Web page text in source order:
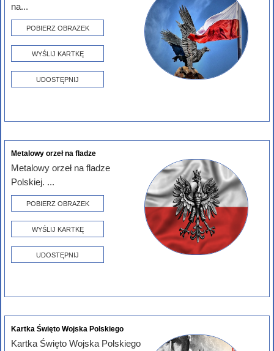
na...
POBIERZ OBRAZEK
WYŚLIJ KARTKĘ
UDOSTĘPNIJ
Metalowy orzeł na fladze
Metalowy orzeł na fladze
Polskiej. ...
POBIERZ OBRAZEK
WYŚLIJ KARTKĘ
UDOSTĘPNIJ
Kartka Święto Wojska Polskiego
Kartka Święto Wojska Polskiego